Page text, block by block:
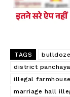
TAGS
district
illegal
marriage hall